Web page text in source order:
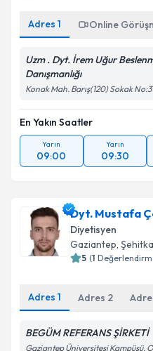
Takvim
Adres 1 Online
Uzm . Dyt. İrem Uğur
Danışmanlığı
Konak Mah. Barış(120) Sokak
En Yakın Saatler
Yarın
09:00
Yarın
09:30
Dyt. Mustafa
Diyetisyen
Gaziantep,
5 (1
Adres 1 Adres 2
BEGÜM REFERANS ŞİRKETİ
Gaziantep Üniversitesi Kampüsü,